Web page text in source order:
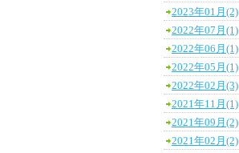
2023年01月(2)
2022年07月(1)
2022年06月(1)
2022年05月(1)
2022年02月(3)
2021年11月(1)
2021年09月(2)
2021年02月(2)